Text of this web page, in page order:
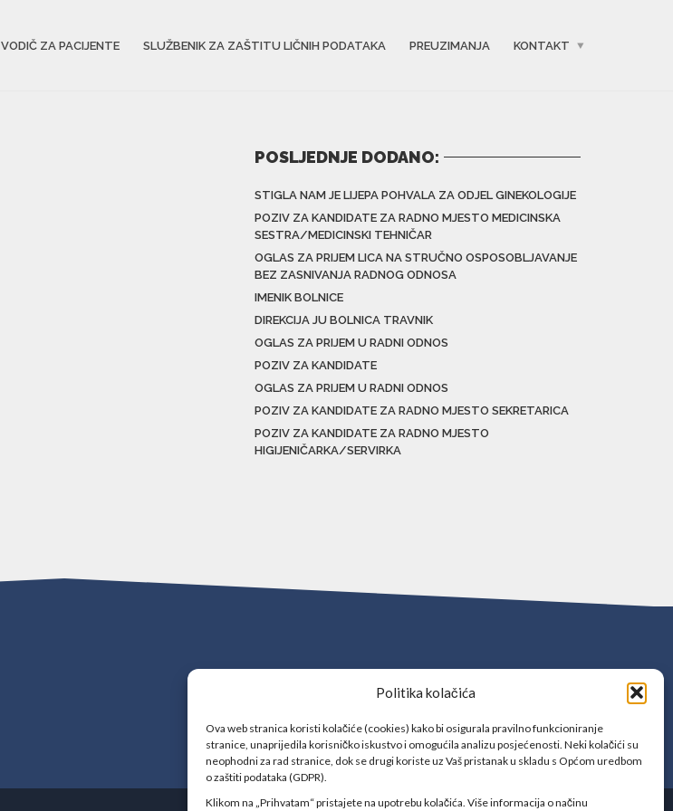
Politika kolačića
Ova web stranica koristi kolačiće (cookies) kako bi osigurala pravilno funkcioniranje
stranice, unaprijedila korisničko iskustvo i omogućila analizu posjećenosti. Neki kolačići su
neophodni za rad stranice, dok se drugi koriste uz Vaš pristanak u skladu s Općom uredbom
o zaštiti podataka (GDPR).
Klikom na „Prihvatam“ pristajete na upotrebu kolačića. Više informacija o načinu
VODIČ ZA PACIJENTE SLUŽBENIK ZA ZAŠTITU LIČNIH PODATAKA PREUZIMANJA KONTAKT
POSLJEDNJE DODANO:
STIGLA NAM JE LIJEPA POHVALA ZA ODJEL GINEKOLOGIJE
POZIV ZA KANDIDATE ZA RADNO MJESTO MEDICINSKA
SESTRA/MEDICINSKI TEHNIČAR
OGLAS ZA PRIJEM LICA NA STRUČNO OSPOSOBLJAVANJE
BEZ ZASNIVANJA RADNOG ODNOSA
IMENIK BOLNICE
DIREKCIJA JU BOLNICA TRAVNIK
OGLAS ZA PRIJEM U RADNI ODNOS
POZIV ZA KANDIDATE
OGLAS ZA PRIJEM U RADNI ODNOS
POZIV ZA KANDIDATE ZA RADNO MJESTO SEKRETARICA
POZIV ZA KANDIDATE ZA RADNO MJESTO
HIGIJENIČARKA/SERVIRKA